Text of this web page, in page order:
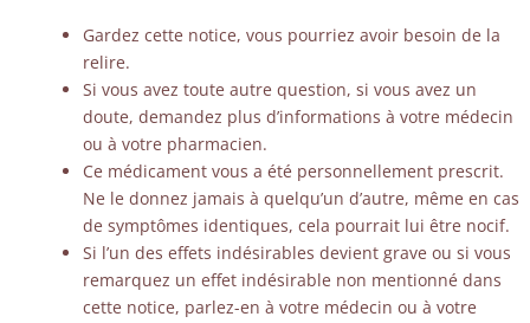
Gardez cette notice, vous pourriez avoir besoin de la
relire.
Si vous avez toute autre question, si vous avez un
doute, demandez plus d’informations à votre médecin
ou à votre pharmacien.
Ce médicament vous a été personnellement prescrit.
Ne le donnez jamais à quelqu’un d’autre, même en cas
de symptômes identiques, cela pourrait lui être nocif.
Si l’un des effets indésirables devient grave ou si vous
remarquez un effet indésirable non mentionné dans
cette notice, parlez-en à votre médecin ou à votre